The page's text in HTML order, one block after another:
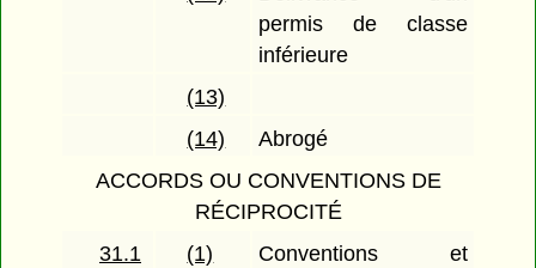
permis de classe
inférieure
(13)
(14)
Abrogé
ACCORDS OU CONVENTIONS DE
RÉCIPROCITÉ
31.1
(1)
Conventions et